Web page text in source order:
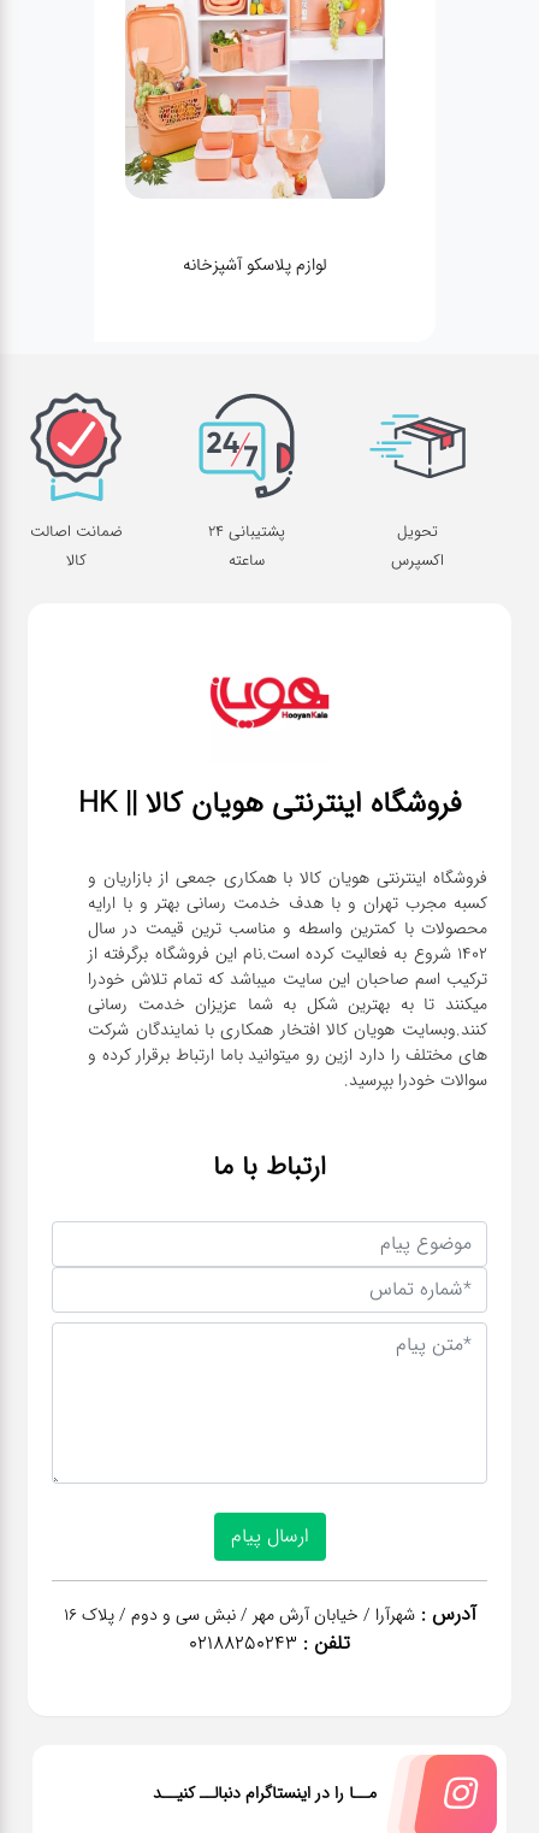
لوازم پلاسکو آشپزخانه
تحویل
اکسپرس
پشتیبانی 24
ساعته
ضمانت اصالت
کالا
فروشگاه اینترنتی هویان کالا || HK
فروشگاه اینترنتی هویان کالا با همکاری جمعی از بازاریان و
کسبه مجرب تهران و با هدف خدمت رسانی بهتر و با ارایه
محصولات با کمترین واسطه و مناسب ترین قیمت در سال
1402 شروع به فعالیت کرده است.نام این فروشگاه برگرفته از
ترکیب اسم صاحبان این سایت میباشد که تمام تلاش خودرا
میکنند تا به بهترین شکل به شما عزیزان خدمت رسانی
کنند.وبسایت هویان کالا افتخار همکاری با نمایندگان شرکت
های مختلف را دارد ازین رو میتوانید باما ارتباط برقرار کرده و
سوالات خودرا بپرسید.
ارتباط با ما
آدرس : شهرآرا / خیابان آرش مهر / نبش سی و دوم / پلاک 16
تلفن : 02188250243
مــا را در اینستاگرام دنبالــ کنیــد